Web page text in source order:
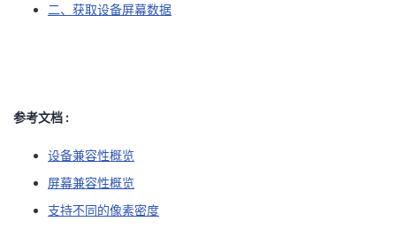
的
客
我
论
的
我
二、获取设备屏幕数据
参考文档 :
设备兼容性概览
屏幕兼容性概览
支持不同的像素密度